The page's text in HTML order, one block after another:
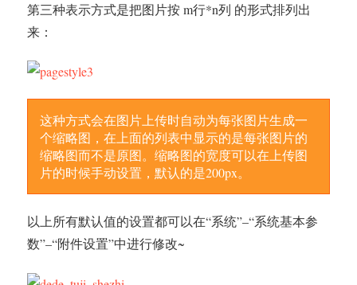
第三种表示方式是把图片按 m行*n列 的形式排列出
来：
这种方式会在图片上传时自动为每张图片生成一
个缩略图，在上面的列表中显示的是每张图片的
缩略图而不是原图。缩略图的宽度可以在上传图
片的时候手动设置，默认的是200px。
以上所有默认值的设置都可以在“系统”–“系统基本参
数”–“附件设置”中进行修改~